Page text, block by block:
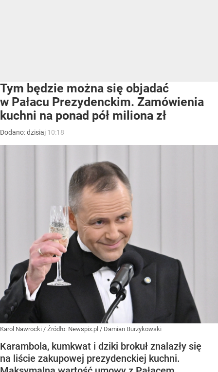
Tym będzie można się objadać
w Pałacu Prezydenckim. Zamówienia
kuchni na ponad pół miliona zł
Dodano:dzisiaj 10:18
Karol Nawrocki / Źródło: Newspix.pl / Damian Burzykowski
Karambola, kumkwat i dziki brokuł znalazły się
na liście zakupowej prezydenckiej kuchni.